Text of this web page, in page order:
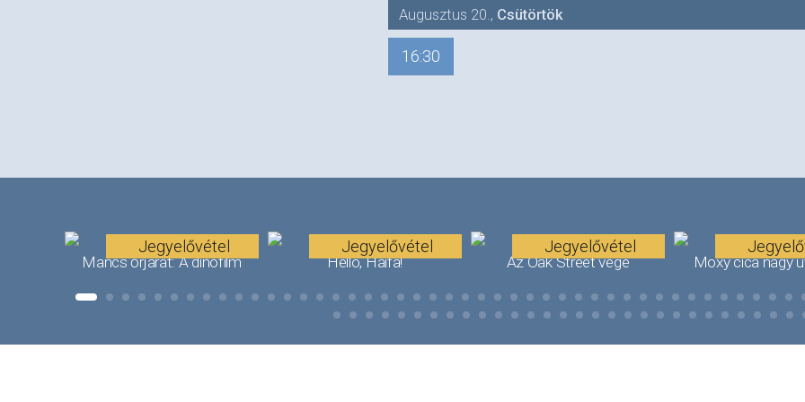
Augusztus 20. , Csütörtök
16:30
Mancs őrjárat: A dínófilm
Jegyelővétel
Helló, Haifa!
Jegyelővétel
Az Oak Street vége
Jegyelővétel
Moxy cica nagy